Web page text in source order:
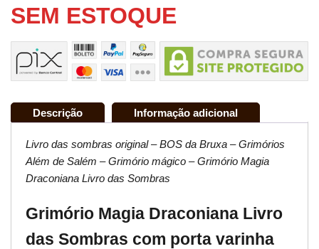
SEM ESTOQUE
Descrição Informação adicional
Livro das sombras original – BOS da Bruxa – Grimórios
Além de Salém – Grimório mágico – Grimório Magia
Draconiana Livro das Sombras
Grimório Magia Draconiana Livro
das Sombras com porta varinha